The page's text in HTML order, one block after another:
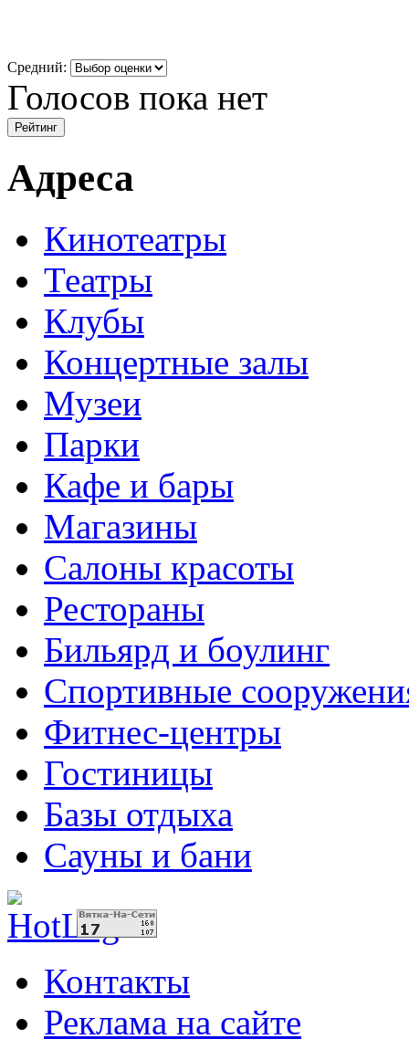
Средний:
Голосов пока нет
Адреса
Кинотеатры
Театры
Клубы
Концертные залы
Музеи
Парки
Кафе и бары
Магазины
Салоны красоты
Рестораны
Бильярд и боулинг
Спортивные
Фитнес-центры
Гостиницы
Базы отдыха
Сауны и бани
Контакты
Реклама на сайте